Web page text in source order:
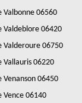
Valbonne 06560
Valdeblore 06420
Valderoure 06750
Vallauris 06220
Venanson 06450
Vence 06140